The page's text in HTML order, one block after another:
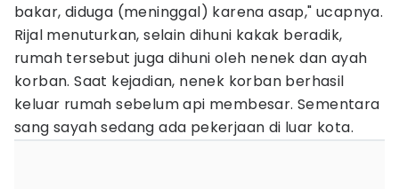
bakar, diduga (meninggal) karena asap," ucapnya.
Rijal menuturkan, selain dihuni kakak beradik,
rumah tersebut juga dihuni oleh nenek dan ayah
korban. Saat kejadian, nenek korban berhasil
keluar rumah sebelum api membesar. Sementara
sang sayah sedang ada pekerjaan di luar kota.